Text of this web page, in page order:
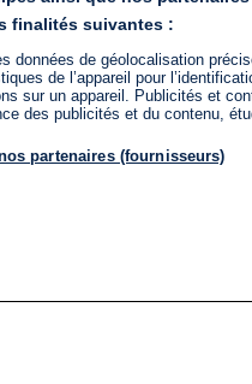
finalités suivantes :
données de géolocalisation
de l’appareil pour
sur un appareil. Publicités et
des publicités et du contenu,
partenaires (fournisseurs)